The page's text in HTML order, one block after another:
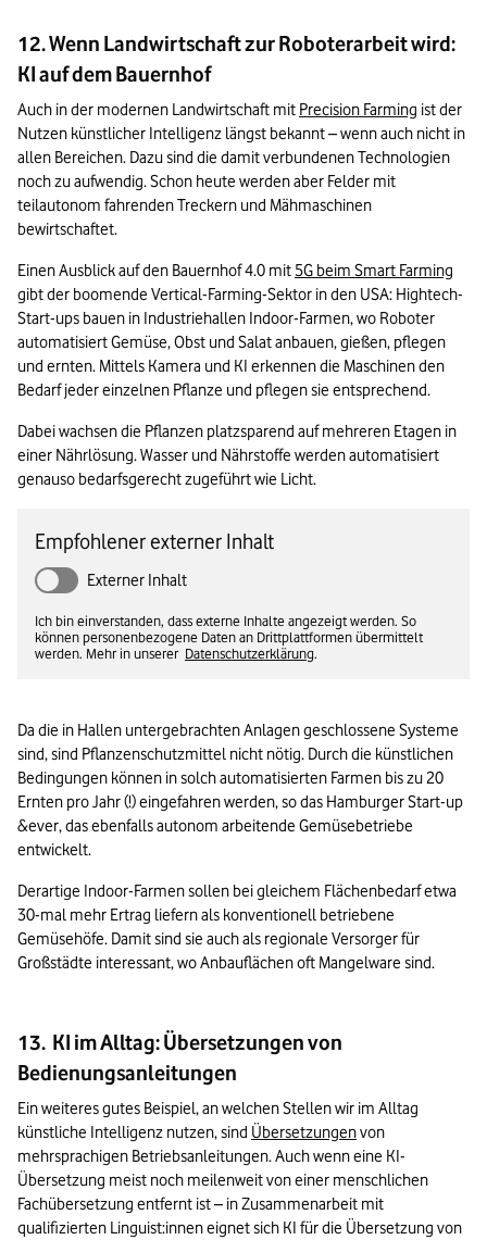
12. Wenn Landwirtschaft zur Roboterarbeit wird:
KI auf dem Bauernhof
Auch in der modernen Landwirtschaft mit Precision Farming ist der
Nutzen künstlicher Intelligenz längst bekannt – wenn auch nicht in
allen Bereichen. Dazu sind die damit verbundenen Technologien
noch zu aufwendig. Schon heute werden aber Felder mit
teilautonom fahrenden Treckern und Mähmaschinen
bewirtschaftet.
Einen Ausblick auf den Bauernhof 4.0 mit 5G beim Smart Farming
gibt der boomende Vertical-Farming-Sektor in den USA: Hightech-
Start-ups bauen in Industriehallen Indoor-Farmen, wo Roboter
automatisiert Gemüse, Obst und Salat anbauen, gießen, pflegen
und ernten. Mittels Kamera und KI erkennen die Maschinen den
Bedarf jeder einzelnen Pflanze und pflegen sie entsprechend.
Dabei wachsen die Pflanzen platzsparend auf mehreren Etagen in
einer Nährlösung. Wasser und Nährstoffe werden automatisiert
genauso bedarfsgerecht zugeführt wie Licht.
Empfohlener externer Inhalt
Externer Inhalt
Ich bin einverstanden, dass externe Inhalte angezeigt werden. So
können personenbezogene Daten an Drittplattformen übermittelt
werden. Mehr in unserer Datenschutzerklärung.
Da die in Hallen untergebrachten Anlagen geschlossene Systeme
sind, sind Pflanzenschutzmittel nicht nötig. Durch die künstlichen
Bedingungen können in solch automatisierten Farmen bis zu 20
Ernten pro Jahr (!) eingefahren werden, so das Hamburger Start-up
&ever, das ebenfalls autonom arbeitende Gemüsebetriebe
entwickelt.
Derartige Indoor-Farmen sollen bei gleichem Flächenbedarf etwa
30-mal mehr Ertrag liefern als konventionell betriebene
Gemüsehöfe. Damit sind sie auch als regionale Versorger für
Großstädte interessant, wo Anbauflächen oft Mangelware sind.
13. KI im Alltag: Übersetzungen von
Bedienungsanleitungen
Ein weiteres gutes Beispiel, an welchen Stellen wir im Alltag
künstliche Intelligenz nutzen, sind Übersetzungen von
mehrsprachigen Betriebsanleitungen. Auch wenn eine KI-
Übersetzung meist noch meilenweit von einer menschlichen
Fachübersetzung entfernt ist – in Zusammenarbeit mit
qualifizierten Linguist:innen eignet sich KI für die Übersetzung von